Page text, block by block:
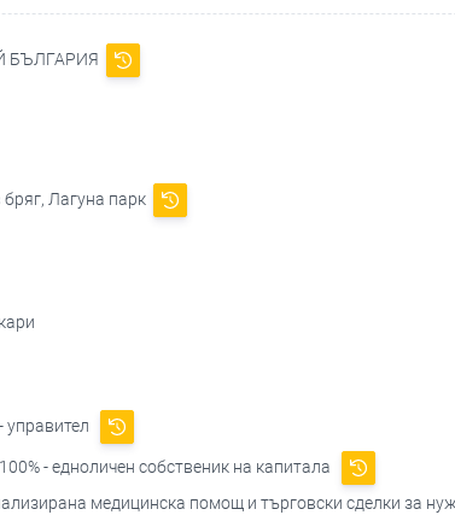
БЪЛГАРИЯ
Лагуна парк
- управител
100% - едноличен собственик на капитала
медицинска помощ и търговски сделки за